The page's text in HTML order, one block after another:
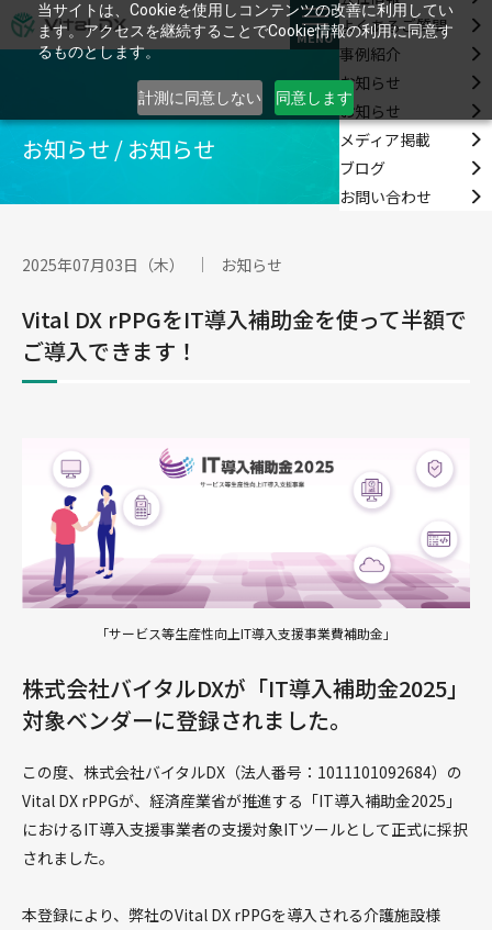
当サイトは、Cookieを使用しコンテンツの改善に利用してい
ます。アクセスを継続することでCookie情報の利用に同意す
るものとします。
計測に同意しない 同意します
MENU
よくあるご質問
事例紹介
お知らせ
お知らせ
メディア掲載
ブログ
お問い合わせ
お知らせ / お知らせ
2025年07月03日（木） お知らせ
Vital DX rPPGをIT導入補助金を使って半額で
ご導入できます！
「サービス等生産性向上IT導入支援事業費補助金」
株式会社バイタルDXが「IT導入補助金2025」
対象ベンダーに登録されました。
この度、株式会社バイタルDX（法人番号：1011101092684）の
Vital DX rPPGが、経済産業省が推進する「IT導入補助金2025」
におけるIT導入支援事業者の支援対象ITツールとして正式に採択
されました。
本登録により、弊社のVital DX rPPGを導入される介護施設様